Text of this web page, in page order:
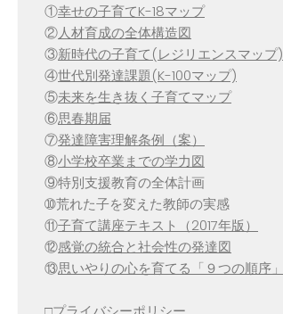
①幸せの子育てK-18マップ
②人材育成の全体構造図
③新時代の子育て(レジリエンスマップ)
④世代別発達課題(K-100マップ)
⑤未来を生き抜く子育てマップ
⑥思春期届
⑦発達障害理解条例（案）
⑧小学校卒業までの学力図
⑨特別支援教育の全体計画
➉荒れた子を変えた教師の実感
⑪子育て講座テキスト（2017年版）
⑫感覚の統合と社会性の発達図
⑬思いやりの心を育てる「９つの順序」